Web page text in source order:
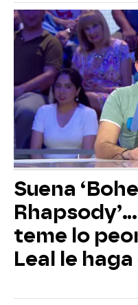
Suena
teme lo
Leal le